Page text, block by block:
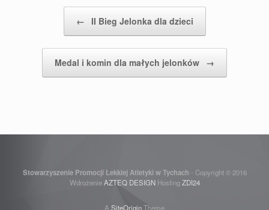
← II Bieg Jelonka dla dzieci
Medal i komin dla małych jelonków →
Stowarzyszenie Promocji Lekkiej Atletyki w Tychach - Copyright © 2016
WdrożenieAZTEQ DESIGNHostingZDI24
A SiteOriginTheme